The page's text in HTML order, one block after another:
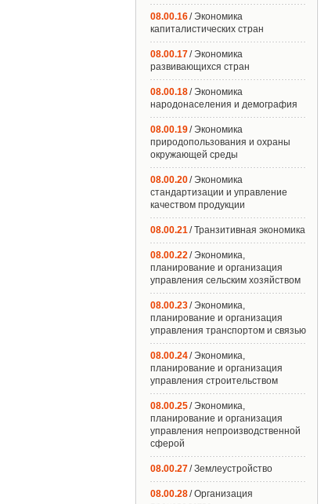
08.00.16/ Экономика
капиталистических стран
08.00.17/ Экономика
развивающихся стран
08.00.18/ Экономика
народонаселения и демография
08.00.19/ Экономика
природопользования и охраны
окружающей среды
08.00.20/ Экономика
стандартизации и управление
качеством продукции
08.00.21/ Транзитивная экономика
08.00.22/ Экономика,
планирование и организация
управления сельским хозяйством
08.00.23/ Экономика,
планирование и организация
управления транспортом и связью
08.00.24/ Экономика,
планирование и организация
управления строительством
08.00.25/ Экономика,
планирование и организация
управления непроизводственной
сферой
08.00.27/ Землеустройство
08.00.28/ Организация